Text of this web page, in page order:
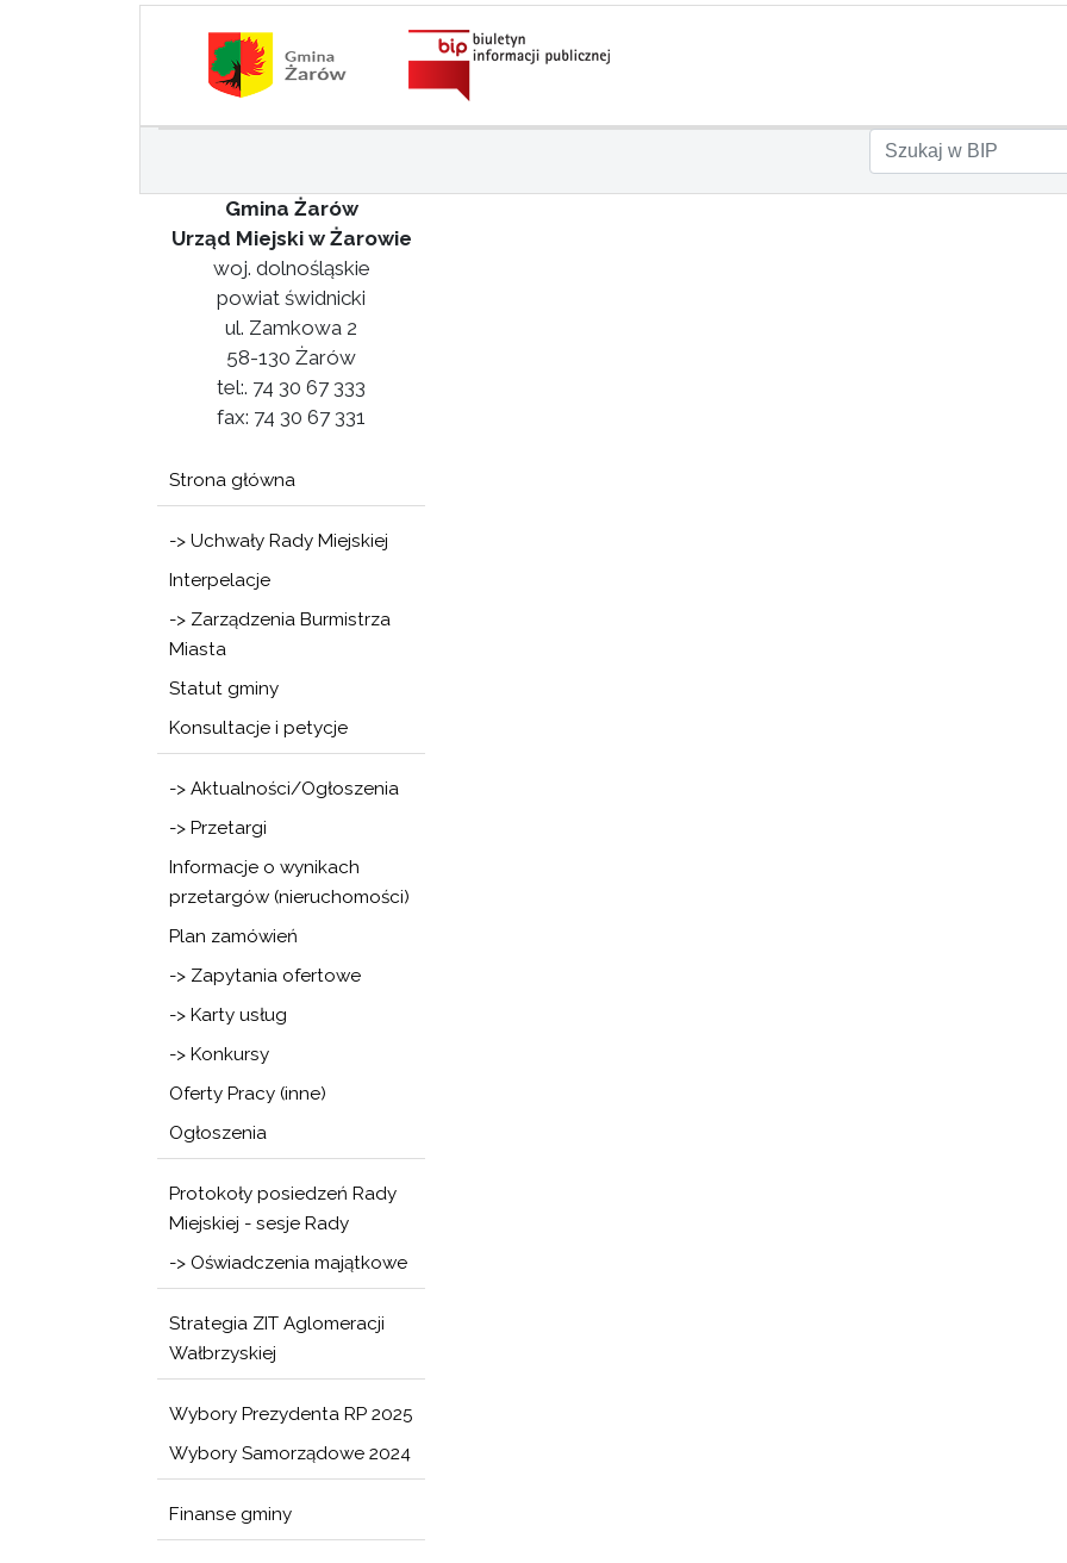
Gmina Żarów
Urząd Miejski w Żarowie
woj. dolnośląskie
powiat świdnicki
ul. Zamkowa 2
58-130 Żarów
tel:. 74 30 67 333
fax: 74 30 67 331
Strona główna
-> Uchwały Rady Miejskiej
Interpelacje
-> Zarządzenia Burmistrza
Miasta
Statut gminy
Konsultacje i petycje
-> Aktualności/Ogłoszenia
-> Przetargi
Informacje o wynikach
przetargów (nieruchomości)
Plan zamówień
-> Zapytania ofertowe
-> Karty usług
-> Konkursy
Oferty Pracy (inne)
Ogłoszenia
Protokoły posiedzeń Rady
Miejskiej - sesje Rady
-> Oświadczenia majątkowe
Strategia ZIT Aglomeracji
Wałbrzyskiej
Wybory Prezydenta RP 2025
Wybory Samorządowe 2024
Finanse gminy